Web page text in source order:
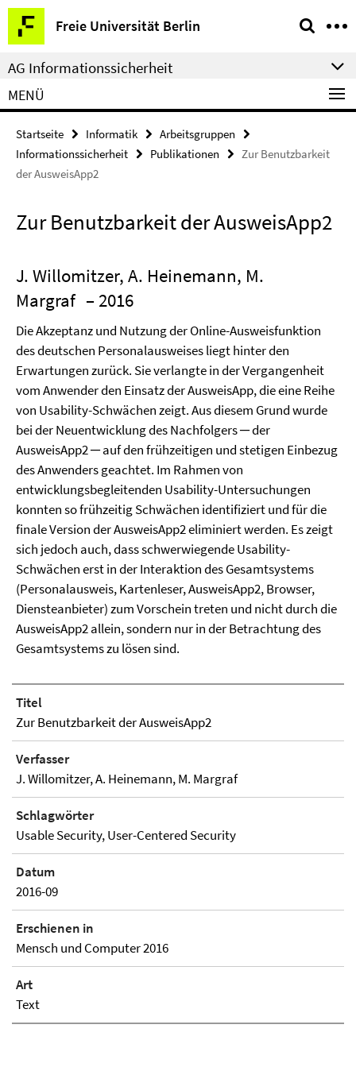
Springe
direkt
zu
Inhalt
Freie Universität Berlin
Service-
Navigation
AG Informationssicherheit
MENÜ
Startseite Informatik
Arbeitsgruppen
Informationssicherheit
Publikationen
Zur Benutzbarkeit
der AusweisApp2
Zur Benutzbarkeit der AusweisApp2
J. Willomitzer, A. Heinemann, M.
Margraf – 2016
Die Akzeptanz und Nutzung der Online-Ausweisfunktion
des deutschen Personalausweises liegt hinter den
Erwartungen zurück. Sie verlangte in der Vergangenheit
vom Anwender den Einsatz der AusweisApp, die eine Reihe
von Usability-Schwächen zeigt. Aus diesem Grund wurde
bei der Neuentwicklung des Nachfolgers ─ der
AusweisApp2 ─ auf den frühzeitigen und stetigen Einbezug
des Anwenders geachtet. Im Rahmen von
entwicklungsbegleitenden Usability-Untersuchungen
konnten so frühzeitig Schwächen identifiziert und für die
finale Version der AusweisApp2 eliminiert werden. Es zeigt
sich jedoch auch, dass schwerwiegende Usability-
Schwächen erst in der Interaktion des Gesamtsystems
(Personalausweis, Kartenleser, AusweisApp2, Browser,
Diensteanbieter) zum Vorschein treten und nicht durch die
AusweisApp2 allein, sondern nur in der Betrachtung des
Gesamtsystems zu lösen sind.
Titel
Zur Benutzbarkeit der AusweisApp2
Verfasser
J. Willomitzer, A. Heinemann, M. Margraf
Schlagwörter
Usable Security, User-Centered Security
Datum
2016-09
Erschienen in
Mensch und Computer 2016
Art
Text